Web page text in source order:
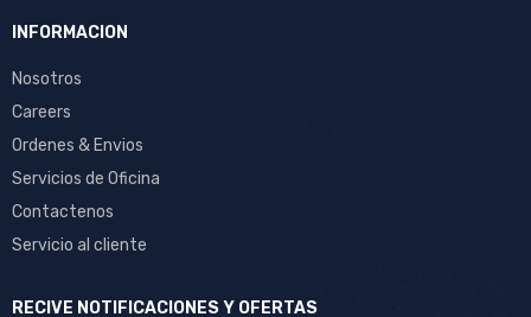
INFORMACION
Nosotros
Careers
Ordenes & Envios
Servicios de Oficina
Contactenos
Servicio al cliente
RECIVE NOTIFICACIONES Y OFERTAS